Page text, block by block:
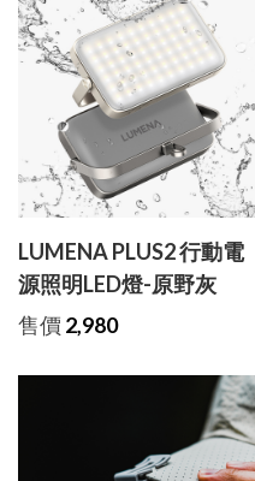
LUMENA PLUS2 行動電
源照明LED燈-原野灰
售價 2,980